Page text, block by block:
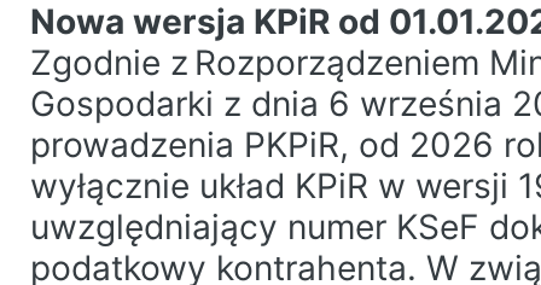
Nowa wersja KPiR od
Zgodnie z Rozporządzeniem
Gospodarki z dnia 6 września
prowadzenia PKPiR, od 2026
wyłącznie układ KPiR w wersji
uwzględniający numer KSeF
podatkowy kontrahenta. W